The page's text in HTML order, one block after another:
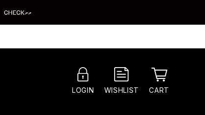
LOGIN WISHLIST CART